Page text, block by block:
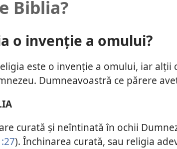
Biblia?
o invenție a omului?
este o invenție a omului, iar alții
Dumneavoastră ce părere
curată și neîntinată în ochii
). Închinarea curată, sau religia